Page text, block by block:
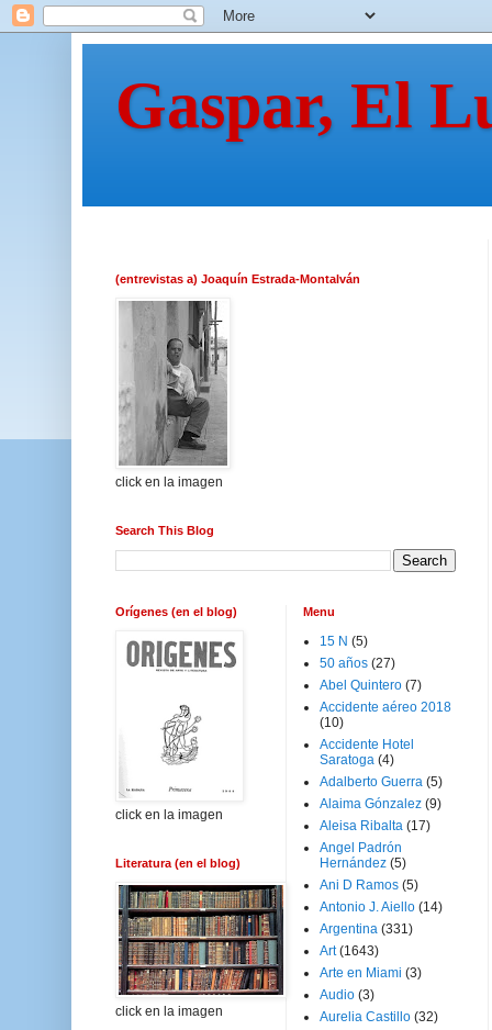
Gaspar, El
(entrevistas a) Joaquín Estrada-Montalván
click en la imagen
Search This Blog
Orígenes (en el blog)
click en la imagen
Literatura (en el blog)
click en la imagen
Menu
15 N (5)
50 años (27)
Abel Quintero (7)
Accidente aéreo 2018
(10)
Accidente Hotel
Saratoga (4)
Adalberto Guerra (5)
Alaima Gónzalez (9)
Aleisa Ribalta (17)
Angel Padrón
Hernández (5)
Ani D Ramos (5)
Antonio J. Aiello (14)
Argentina (331)
Art (1643)
Arte en Miami (3)
Audio (3)
Aurelia Castillo (32)